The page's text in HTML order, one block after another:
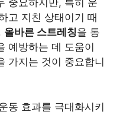
중요하지만, 특히 운
고 지친 상태이기 때
올바른 스트레칭을 통
예방하는 데 도움이
가지는 것이 중요합니
동 효과를 극대화시키